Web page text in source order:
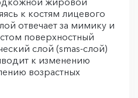
к костям лицевого
отвечает за мимику и
поверхностный
слой (smas-слой)
к изменению
возрастных